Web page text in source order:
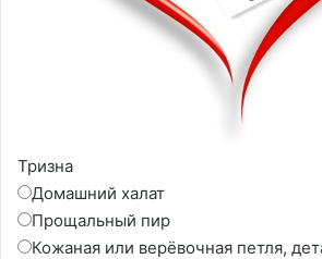
Тризна
Домашний халат
Прощальный пир
Кожаная или верёвочная петля,